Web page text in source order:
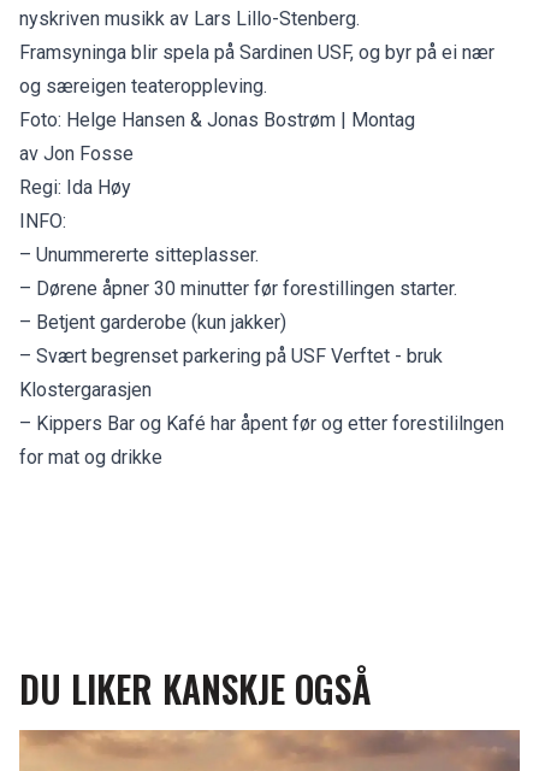
nyskriven musikk av Lars Lillo-Stenberg.
Framsyninga blir spela på Sardinen USF, og byr på ei nær
og særeigen teateroppleving.
Foto: Helge Hansen & Jonas Bostrøm | Montag
av Jon Fosse
Regi: Ida Høy
INFO:
– Unummererte sitteplasser.
– Dørene åpner 30 minutter før forestillingen starter.
– Betjent garderobe (kun jakker)
– Svært begrenset parkering på USF Verftet - bruk
Klostergarasjen
– Kippers Bar og Kafé har åpent før og etter forestililngen
for mat og drikke
DU LIKER KANSKJE OGSÅ